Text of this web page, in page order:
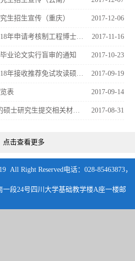
2017-12-06
生招生宣传（重庆）
2017-11-16
2017-10-23
业论文实行盲审的通知
2017-09-19
2017-09-14
表
2017-08-31
点击查看更多
All Right Reserved电话：028-85463873，
段24号四川大学基础教学楼A座一楼邮